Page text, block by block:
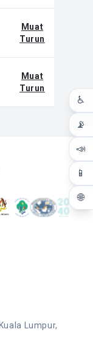
♿
📡
📣
📱
🌐
Muat
Turun
Muat
Turun
Lumpur,